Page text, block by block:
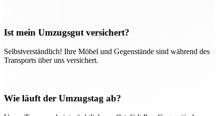
Ist mein Umzugsgut versichert?
Selbstverständlich! Ihre Möbel und Gegenstände sind während des
Transports über uns versichert.
Wie läuft der Umzugstag ab?